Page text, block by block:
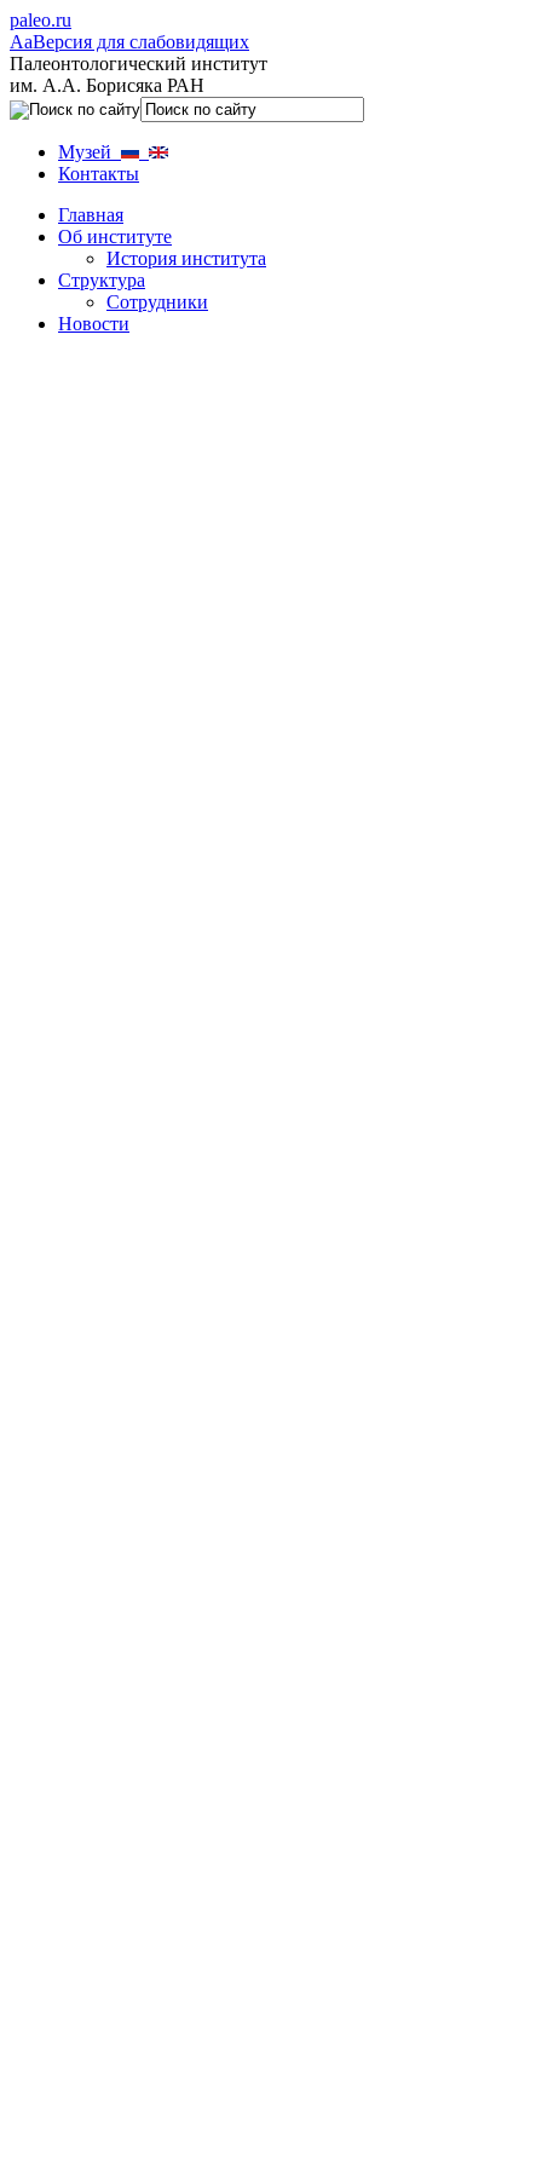
paleo.ru
AaВерсия для слабовидящих
Палеонтологический институт
им. А.А. Борисяка РАН
Музей
Контакты
Главная
Об институте
История института
Структура
Сотрудники
Новости